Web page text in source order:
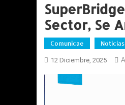
Sector, Se
Comunicae Noticias
12 Diciembre, 2025